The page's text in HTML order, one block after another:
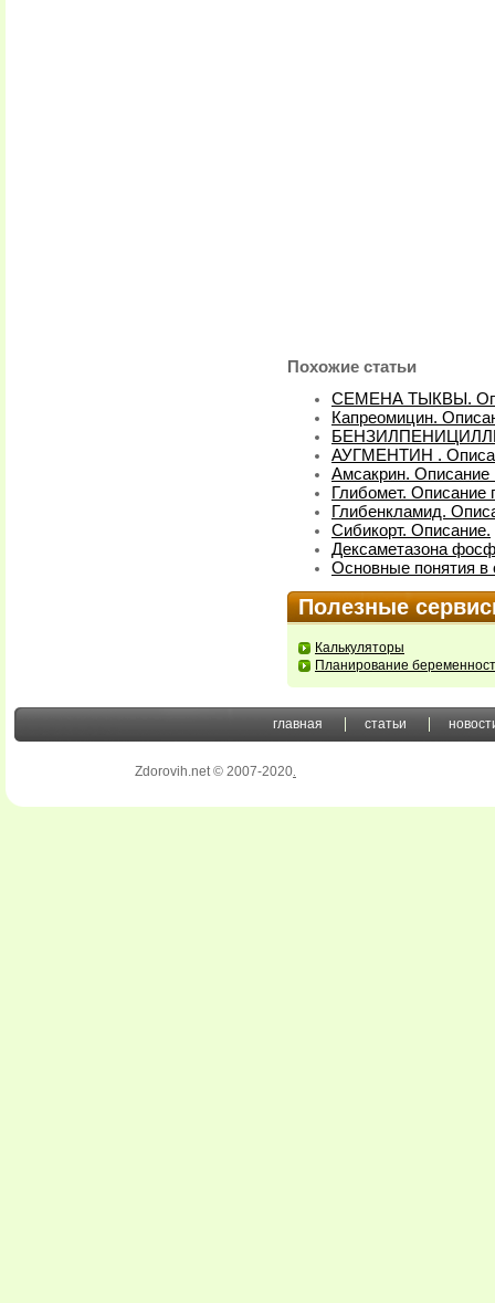
Похожие статьи
СЕМЕНА ТЫКВЫ.
Капреомицин.
АУГМЕНТИН .
Амсакрин. Описание
Глибомет. Описание
Глибенкламид.
Сибикорт. Описание.
Дексаметазона
Основные понятия в
Полезные
Калькуляторы
Планирование
главная статьи
Zdorovih.net © 2007-2020